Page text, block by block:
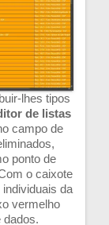
lhes tipos
de listas
campo de
ponto de
o caixote
da
vermelho
dados.